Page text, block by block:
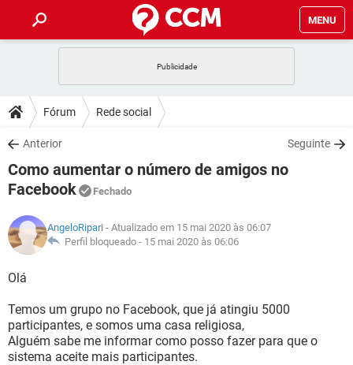
MENU
CELULAR
OUTLOOK
INSTAGRAM GMAIL
GUIA DE COMPRAS
DICAS
JOGOS
OUTLOOK
GUIA DE COMPRAS
DOWNLOADS
JOGOS WHATSAPP
CELULAR
OUTLOOK EXCEL
INSTAGRAM
GUIA DE COMPRAS
FÓRUM
CELULAR FACEBOOK
GUIA DE COMPRAS
GLOSSÁRIO
JOGOS
CELULAR
OUTLOOK EXCEL
INSTAGRAM GMAIL
GUIA DE COMPRAS
Fórum Rede social
Anterior Seguinte
Como aumentar o número de amigos no
Facebook
Fechado
AngeloRipari - Atualizado em 15 mai 2020 às 06:07
Perfil bloqueado - 15 mai 2020 às 06:06
Olá
Temos um grupo no Facebook, que já atingiu 5000
participantes, e somos uma casa religiosa,
Alguém sabe me informar como posso fazer para que o
sistema aceite mais participantes.